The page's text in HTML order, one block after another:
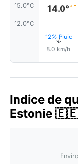
15.0°C
12.0°C
14.0°
12% Pluie
↑
8.0 km/h
Indice de
Estonie 🇪🇪